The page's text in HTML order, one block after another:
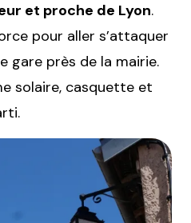
et proche de Lyon.
pour aller s’attaquer
gare près de la mairie.
solaire, casquette et